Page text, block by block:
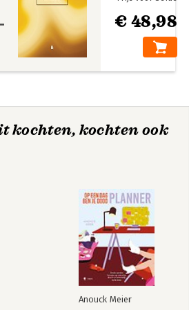
€ 48,98
kochten, kochten ook
Anouck Meier